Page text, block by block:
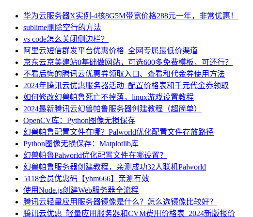
华为云服务器X实例-4核8G5M带宽价格288元一年，非常优惠！
sublime删除空行的方法
vs code怎么关闭侧边栏？
阿里云短信群发平台优惠价格_全网专属最低价渠道
京东云京美建站0基础做网站，可选600多免费模板，可还行？
不看后悔的腾讯云优惠券领取入口、查看和代金券使用方法
2024年腾讯云优惠服务器活动_配置价格表和千元代金券领取
如何修改幻兽帕鲁死亡不掉落，linux游戏设置教程
2024最新腾讯云幻兽帕鲁服务器创建教程（超简单）
OpenCV库：Python图像无损保存
幻兽帕鲁配置文件在哪？Palworld优化配置文件存放路径
Python图像无损保存：Matplotlib库
幻兽帕鲁Palworld优化配置文件在哪设置？
幻兽帕鲁服务器创建教程，亲测成功32人联机Palworld
5118会员优惠码【yhm666】亲测有效
使用Node.js创建Web服务器全流程
腾讯云轻量应用服务器镜像是什么？怎么选镜像比较好？
腾讯云优惠_轻量应用服务器和CVM费用价格表_2024新版报价